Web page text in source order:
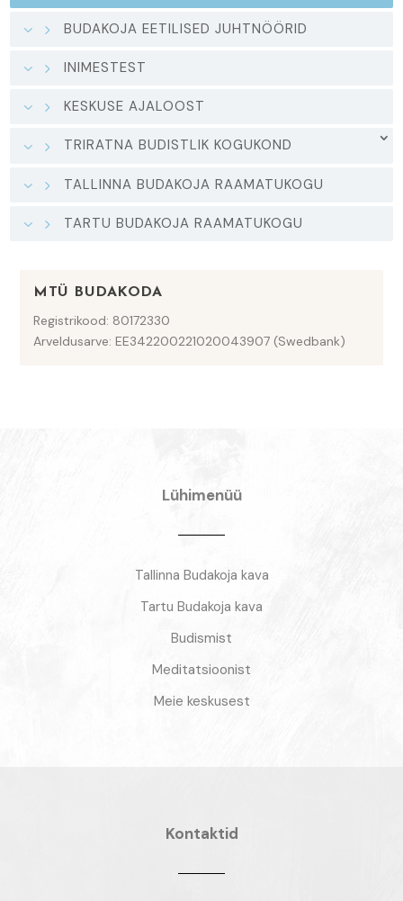
BUDAKOJA EETILISED JUHTNÖÖRID
INIMESTEST
KESKUSE AJALOOST
TRIRATNA BUDISTLIK KOGUKOND
TALLINNA BUDAKOJA RAAMATUKOGU
TARTU BUDAKOJA RAAMATUKOGU
MTÜ BUDAKODA
Registrikood: 80172330
Arveldusarve: EE342200221020043907 (Swedbank)
Lühimenüü
Tallinna Budakoja kava
Tartu Budakoja kava
Budismist
Meditatsioonist
Meie keskusest
Kontaktid